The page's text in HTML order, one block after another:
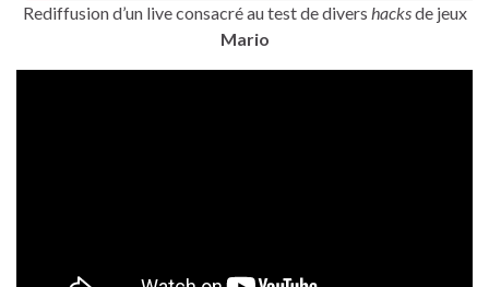
Rediffusion d’un live consacré au test de divers hacksde jeux
Mario